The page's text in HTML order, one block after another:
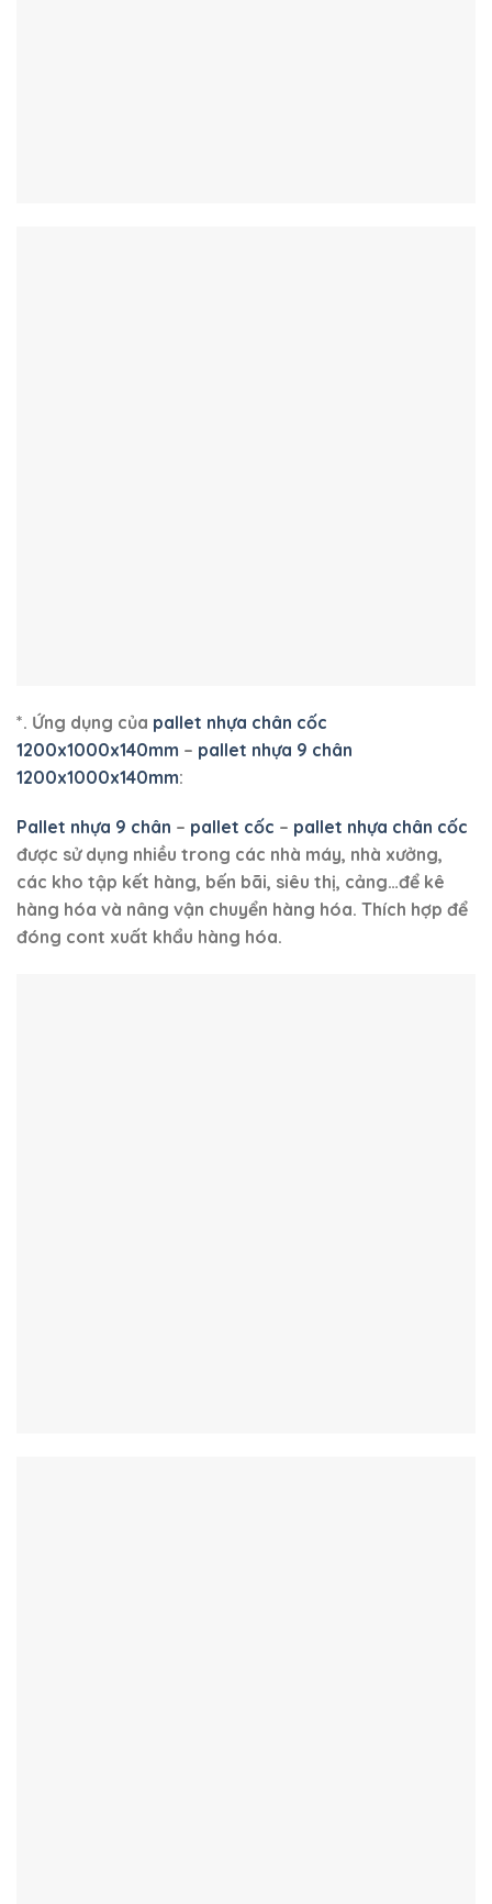
*. Ứng dụng của pallet nhựa chân cốc
1200x1000x140mm – pallet nhựa 9 chân
1200x1000x140mm:
Pallet nhựa 9 chân – pallet cốc – pallet nhựa chân cốc
được sử dụng nhiều trong các nhà máy, nhà xưởng,
các kho tập kết hàng, bến bãi, siêu thị, cảng…để kê
hàng hóa và nâng vận chuyển hàng hóa. Thích hợp để
đóng cont xuất khẩu hàng hóa.